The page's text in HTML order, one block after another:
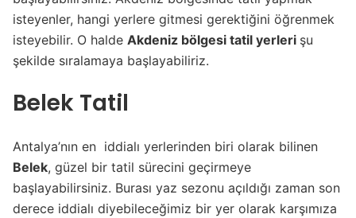
isteyenler, hangi yerlere gitmesi gerektiğini öğrenmek
isteyebilir. O halde Akdeniz bölgesi tatil yerleri şu
şekilde sıralamaya başlayabiliriz.
Belek Tatil
Antalya’nın en iddialı yerlerinden biri olarak bilinen
Belek, güzel bir tatil sürecini geçirmeye
başlayabilirsiniz. Burası yaz sezonu açıldığı zaman son
derece iddialı diyebileceğimiz bir yer olarak karşımıza